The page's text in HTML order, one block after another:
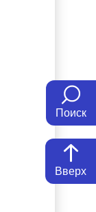
Поиск
Вверх